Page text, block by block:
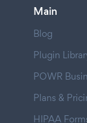
Main
Blog
Plugin
POWR
Plans &
HIPAA